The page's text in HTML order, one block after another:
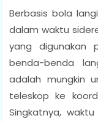
Berbasis bola
dalam waktu
yang digunakan
benda-benda
adalah mungkin
teleskop ke
Singkatnya,